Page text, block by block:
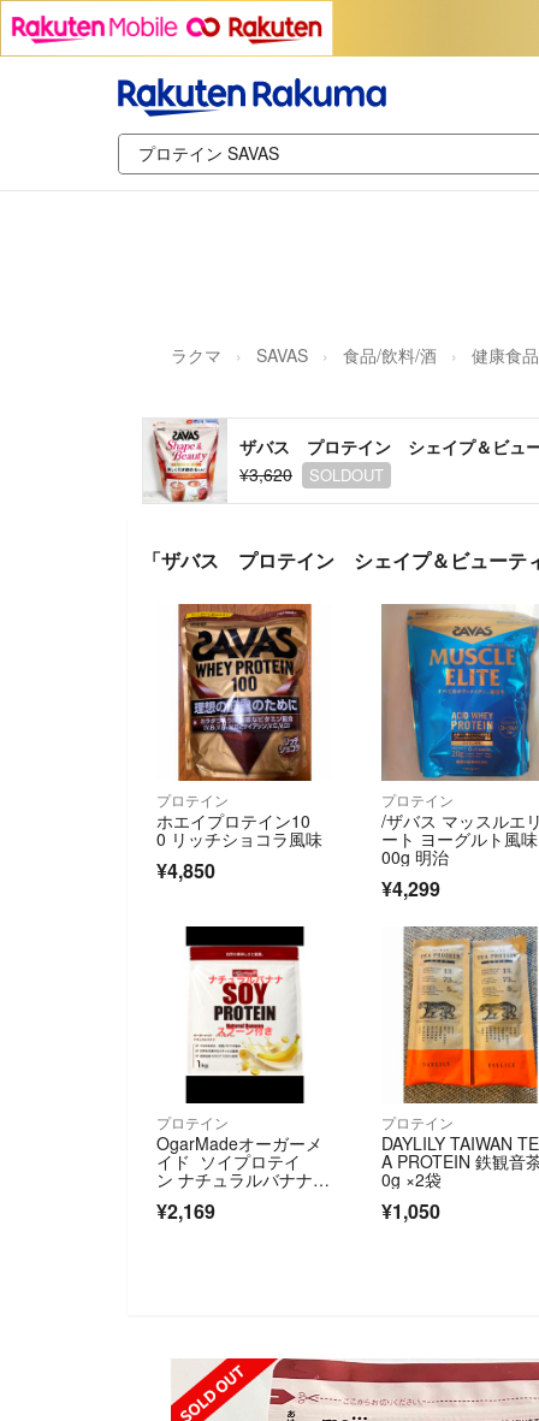
ラクマ SAVAS 食品/飲料/酒 健康食品
ザバス プロテイン シェイプ＆ビュ
¥3,620
SOLDOUT
「ザバス プロテイン シェイプ＆ビュー
プロテイン
ホエイプロテイン10
0 リッチショコラ風味
¥4,850
プロテイン
/ザバス マッスルエリ
ート ヨーグルト風
00g 明治
¥4,299
プロテイン
OgarMadeオーガーメ
イド ソイプロテイ
ン ナチュラルバナナ1k
月
¥2,169
プロテイン
DAYLILY TAIWAN TE
A PROTEIN 鉄観音
0g ×2袋
¥1,050
SOLD OUT